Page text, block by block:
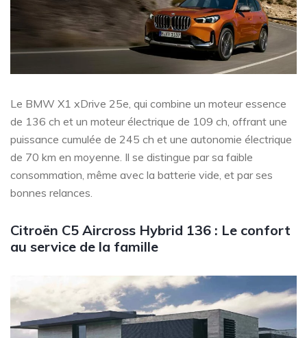
Le BMW X1 xDrive 25e, qui combine un moteur essence
de 136 ch et un moteur électrique de 109 ch, offrant une
puissance cumulée de 245 ch et une autonomie électrique
de 70 km en moyenne. Il se distingue par sa faible
consommation, même avec la batterie vide, et par ses
bonnes relances.
Citroën C5 Aircross Hybrid 136 : Le confort
au service de la famille